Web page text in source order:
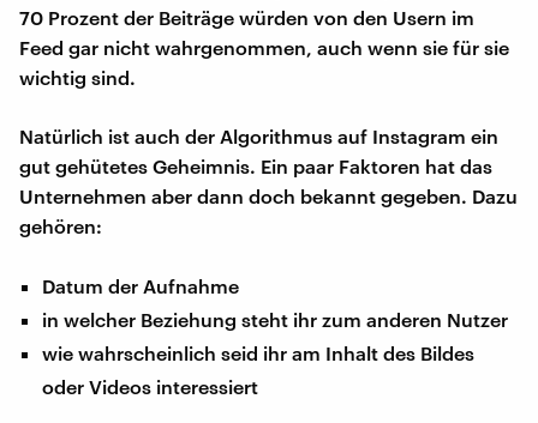
70 Prozent der Beiträge würden von den Usern im
Feed gar nicht wahrgenommen, auch wenn sie für sie
wichtig sind.
Natürlich ist auch der Algorithmus auf Instagram ein
gut gehütetes Geheimnis. Ein paar Faktoren hat das
Unternehmen aber dann doch bekannt gegeben. Dazu
gehören:
Datum der Aufnahme
in welcher Beziehung steht ihr zum anderen Nutzer
wie wahrscheinlich seid ihr am Inhalt des Bildes
oder Videos interessiert